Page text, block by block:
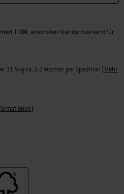
100€, ansonsten Standardversand für
31,5kg ca. 1-2 Wochen per Spedition (Mehr
)